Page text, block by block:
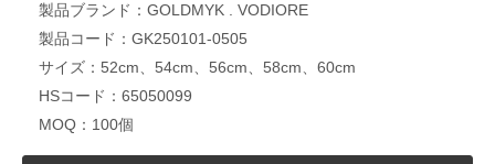
製品ブランド： GOLDMYK . VODIORE
製品コード： GK250101-0505
サイズ： 52cm、54cm、56cm、58cm、60cm
HSコード： 65050099
MOQ： 100個